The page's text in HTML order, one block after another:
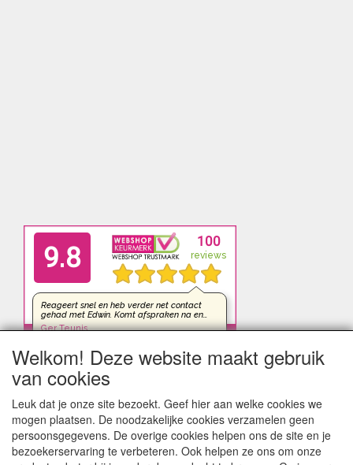
Welkom! Deze website maakt gebruik
van cookies
Leuk dat je onze site bezoekt. Geef hier aan welke cookies we
mogen plaatsen. De noodzakelijke cookies verzamelen geen
persoonsgegevens. De overige cookies helpen ons de site en je
bezoekerservaring te verbeteren. Ook helpen ze ons om onze